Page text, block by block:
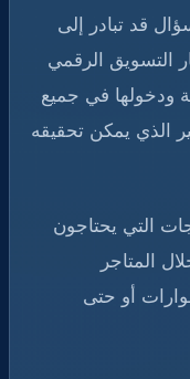
قد تبادر إلى
التسويق الرقمي
ودخولها في جميع
الذي يمكن تحقيقه
التي يحتاجون
المتاجر
أو حتى